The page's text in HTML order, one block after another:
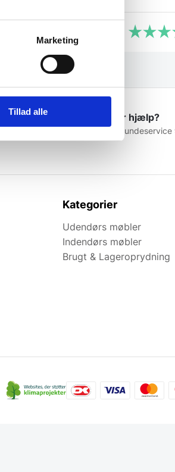
Marketing
Tillad alle Brug for hjælp?
Kontakt kundeservice
Kategorier
Udendørs møbler
Indendørs møbler
Brugt & Lageroprydning